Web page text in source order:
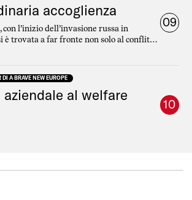
accoglienza
l’inizio dell’invasione russa in
è trovata a far fronte non solo al conflitto
ma anche a uno straordinario
09
DI A BRAVE NEW EUROPE
al welfare
10